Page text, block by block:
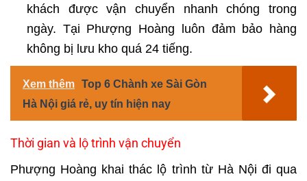
khách được vận chuyển nhanh chóng trong
ngày. Tại Phượng Hoàng luôn đảm bảo hàng
không bị lưu kho quá 24 tiếng.
Xem thêm Top 6 Chành xe Sài Gòn
Hà Nội giá rẻ, uy tín hiện nay
Thời gian và lộ trình vận chuyển
Phượng Hoàng khai thác lộ trình từ Hà Nội đi qua